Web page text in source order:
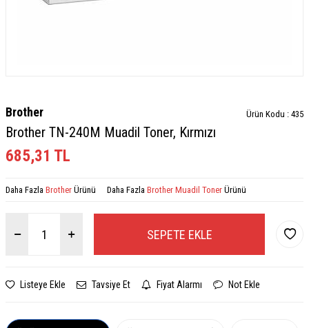
Brother Ürün Kodu : 435
Brother TN-240M Muadil Toner, Kırmızı
685,31 TL
Daha Fazla Brother Ürünü Daha Fazla Brother Muadil Toner Ürünü
SEPETE EKLE
Listeye Ekle Tavsiye Et Fiyat Alarmı Not Ekle